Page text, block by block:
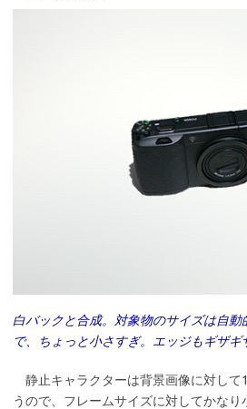
白バックと合成。対象物のサイズは自
で、ちょっと小さすぎ。エッジもギザギ
静止キャラクターは背景画像に対して
うので、フレームサイズに対してかなり